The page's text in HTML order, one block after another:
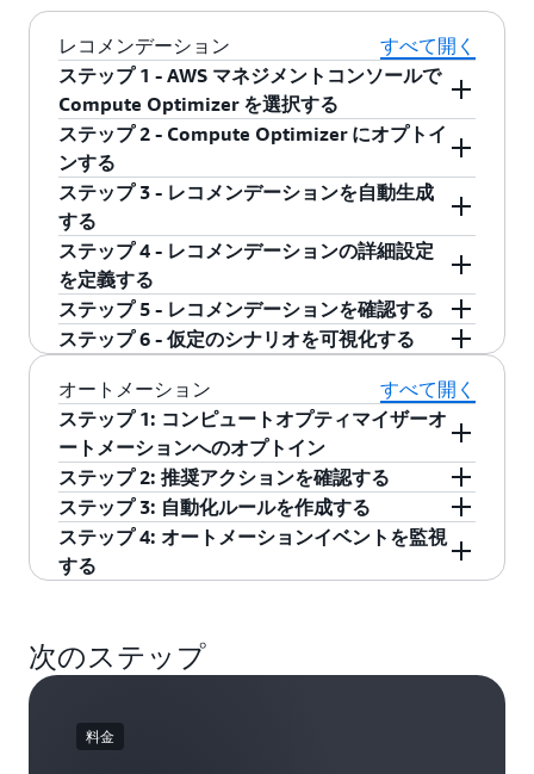
レコメンデーション
すべて開く
ステップ 1 - AWS マネジメントコンソールで
Compute Optimizer を選択する
AWS マネジメントコンソールにサインインし、
[Compute Optimizer] をクリックします。[今す
ぐ始める] をクリックします。
ステップ 2 - Compute Optimizer にオプトイ
ンする
アカウントの設定ページでデータ設定の初期状
態を確認し、[opt in] をクリックします。 オプト
インすると、サービスに関連付けられたロール
が自動的にアカウントに作成されます。
ステップ 3 - レコメンデーションを自動生成
する
オプトインした後、Compute Optimizer がアカ
ウントの AWS インフラストラクチャーをスキャ
ンし、レコメンデーションを生成します。サポ
ートされているすべての AWS リソースに関する
レコメンデーションを Compute Optimizer が提
供するまでに、最大 24 時間かかる場合がありま
す。
ステップ 4 - レコメンデーションの詳細設定
を定義する
左側のナビゲーションバーの [設定] で [全般] ま
たは [ライトサイジング] をクリックして、[外部
メトリクスの取り込み] や [サイズの適正化に関
する推奨事項] などの推奨に関する設定をワーク
ロードの要件に基づき定義および有効化しま
す。
ステップ 5 - レコメンデーションを確認する
左側の [EC2 インスタンス]、[EC2 Auto Scaling
ECS サービス]、[Lambda 関数]、または [RDS デ
ータベース] をクリックすると、適切なサイズ設
定に関するレコメンデーションがすべて表示さ
れます。また、[アイドルリソース] をクリック
すると、アイドル状態のリソースと、そのコス
ト削減の機会のリストが表示されます。さら
に、[ライセンス] をクリックすると、ライセン
ステップ 6 - 仮定のシナリオを可視化する
を可視化できます。これにより、推奨されたイ
ンスタンスタイプで、推奨されたインスタンス
がどのように実行されるのかが分かります。
オートメーション
すべて開く
ステップ 1: コンピュートオプティマイザーオ
ートメーションへのオプトイン
AWS Compute Optimizer の自動化セクションに
移動し、アカウントの自動化機能を有効にしま
す。オプトインすると、必要なサービスにリン
クされたロールが AWS によって自動的に作成さ
る場合は、自動化ルールを作成したいメンバー
アカウントをオプトインすることもできます。
ステップ 2: 推奨アクションを確認する
オプトインしたら、「推奨アクション」ページ
で利用可能なアクションを確認してください。
これらの推奨事項を複数選択してすぐに適用す
的に適用する自動化ルールを作成することもで
きます。
ステップ 3: 自動化ルールを作成する
「自動化ルール」に移動し、「自動化ルールを
作成」をクリックして、定期的なスケジュール
ウントレベルまたは組織レベル) を定義し、アク
ションタイプ (例:アタッチされていない EBS ボ
リージョンやリソースタグなどの条件を指定し
ます。ルールをアクティブにして定期的なスケ
ステップ 4: オートメーションイベントを監視
する
オートメーションのステータスを監視し、必要
に応じて変更をロールバックできます。 ダッシ
し、自動化された最適化を時系列でまとめま
す。
次のステップ
料金